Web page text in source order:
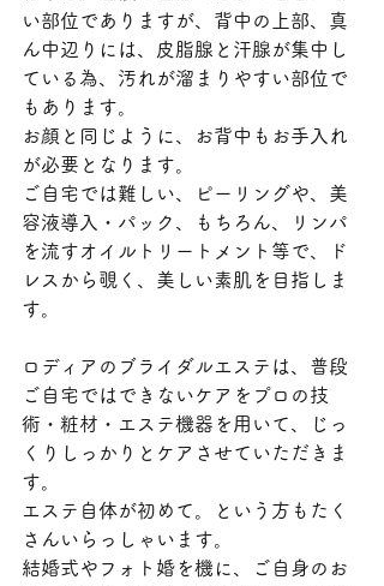
い部位でありますが、背中の上部、真
ん中辺りには、皮脂腺と汗腺が集中し
ている為、汚れが溜まりやすい部位で
もあります。
お顔と同じように、お背中もお手入れ
が必要となります。
ご自宅では難しい、ピーリングや、美
容液導入・パック、もちろん、リンパ
を流すオイルトリートメント等で、ド
レスから覗く、美しい素肌を目指しま
す。
ロディアのブライダルエステは、普段
ご自宅ではできないケアをプロの技
術・粧材・エステ機器を用いて、じっ
くりしっかりとケアさせていただきま
す。
エステ自体が初めて。という方もたく
さんいらっしゃいます。
結婚式やフォト婚を機に、ご自身のお